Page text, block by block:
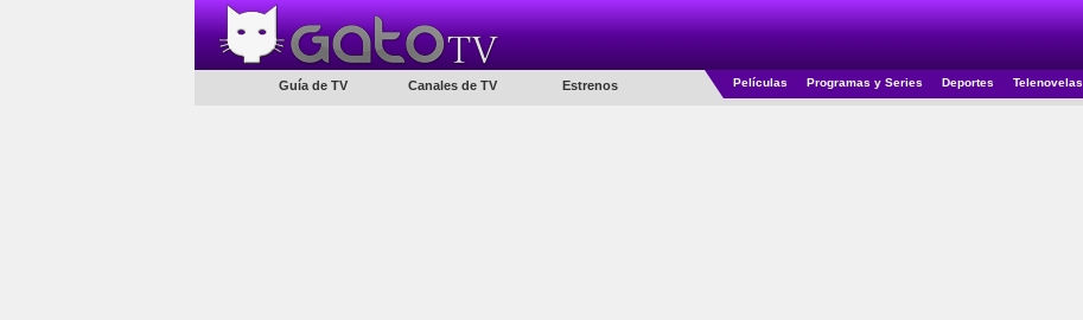
Guía de TV Canales de TV Estrenos Películas Programas y Series Deportes Telenovelas